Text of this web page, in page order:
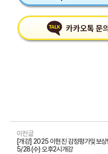
이전글
[개강] 2025 이현진 감정평가및보
5/28(수) 오후2시개강